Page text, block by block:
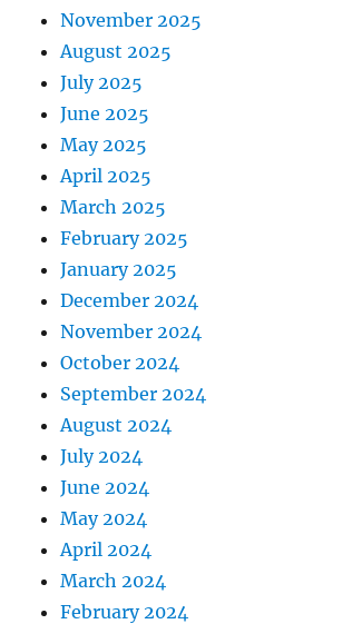
November 2025
August 2025
July 2025
June 2025
May 2025
April 2025
March 2025
February 2025
January 2025
December 2024
November 2024
October 2024
September 2024
August 2024
July 2024
June 2024
May 2024
April 2024
March 2024
February 2024